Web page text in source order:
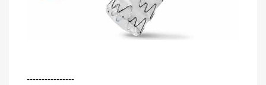
----------------